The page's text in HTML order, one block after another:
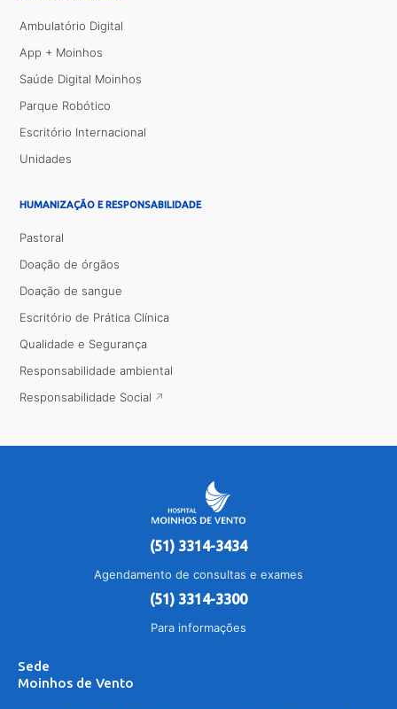
Ambulatório Digital
App + Moinhos
Saúde Digital Moinhos
Parque Robótico
Escritório Internacional
Unidades
HUMANIZAÇÃO E RESPONSABILIDADE
Pastoral
Doação de órgãos
Doação de sangue
Escritório de Prática Clínica
Qualidade e Segurança
Responsabilidade ambiental
Responsabilidade Social
(51) 3314-3434
Agendamento de consultas e exames
(51) 3314-3300
Para informações
Sede
Moinhos de Vento